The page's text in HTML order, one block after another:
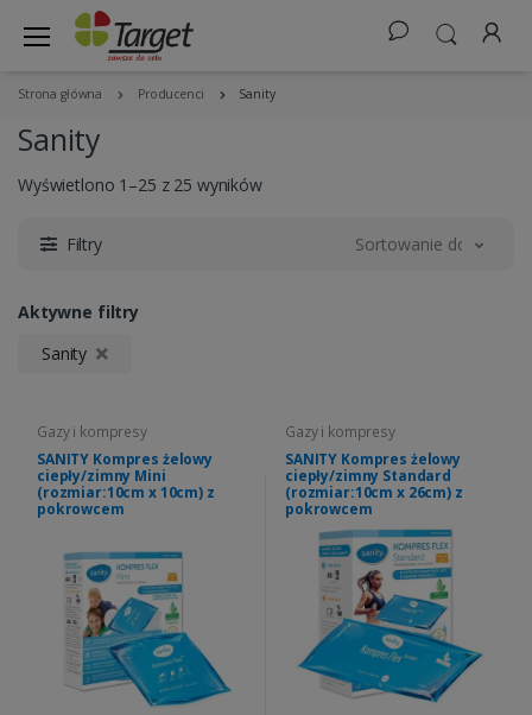
Strona główna Producenci Sanity
Sanity
Wyświetlono 1–25 z 25 wyników
Filtry Sortowanie domyślne
Aktywne filtry
Sanity
Gazy i kompresy
SANITY Kompres żelowy
ciepły/zimny Mini
(rozmiar:10cm x 10cm) z
pokrowcem
Gazy i kompresy
SANITY Kompres żelowy
ciepły/zimny Standard
(rozmiar:10cm x 26cm) z
pokrowcem